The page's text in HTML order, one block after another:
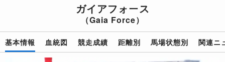
ガイアフォース
（Gaia Force）
基本情報 血統図 競走成績 距離別 馬場状態別 関連ニ